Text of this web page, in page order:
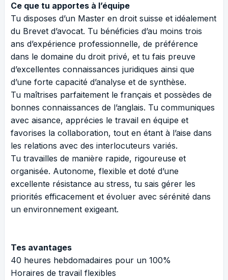
Ce que tu apportes à l’équipe
Tu disposes d’un Master en droit suisse et idéalement
du Brevet d’avocat. Tu bénéficies d’au moins trois
ans d’expérience professionnelle, de préférence
dans le domaine du droit privé, et tu fais preuve
d’excellentes connaissances juridiques ainsi que
d’une forte capacité d’analyse et de synthèse.
Tu maîtrises parfaitement le français et possèdes de
bonnes connaissances de l’anglais. Tu communiques
avec aisance, apprécies le travail en équipe et
favorises la collaboration, tout en étant à l’aise dans
les relations avec des interlocuteurs variés.
Tu travailles de manière rapide, rigoureuse et
organisée. Autonome, flexible et doté d’une
excellente résistance au stress, tu sais gérer les
priorités efficacement et évoluer avec sérénité dans
un environnement exigeant.
Tes avantages
40 heures hebdomadaires pour un 100%
Horaires de travail flexibles